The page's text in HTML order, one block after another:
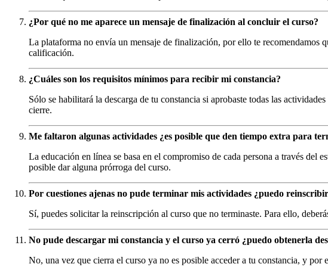
¿Por qué no me aparece un mensaje de finalización al concluir el curso?
La plataforma no envía un mensaje de finalización, por ello te recomendamos
calificación.
¿Cuáles son los requisitos mínimos para recibir mi constancia?
Sólo se habilitará la descarga de tu constancia si aprobaste todas las
cierre.
Me faltaron algunas actividades ¿es posible que den tiempo extra para
La educación en línea se basa en el compromiso de cada persona a través del
posible dar alguna prórroga del curso.
Por cuestiones ajenas no pude terminar mis actividades ¿puedo
Sí, puedes solicitar la reinscripción al curso que no terminaste. Para ello,
No pude descargar mi constancia y el curso ya cerró ¿puedo obtenerla
No, una vez que cierra el curso ya no es posible acceder a tu constancia, y